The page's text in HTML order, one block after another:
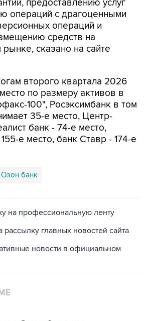
предоставлению услуг
операций с драгоценными
операций и
средств на
сказано на сайте
второго квартала 2026
по размеру активов в
100", Росэксимбанк в том
35-е место, Центр-
банк - 74-е место,
е место, банк Ставр - 174-е
Озон банк
на профессиональную ленту
рассылку главных новостей сайта
новости в официальном